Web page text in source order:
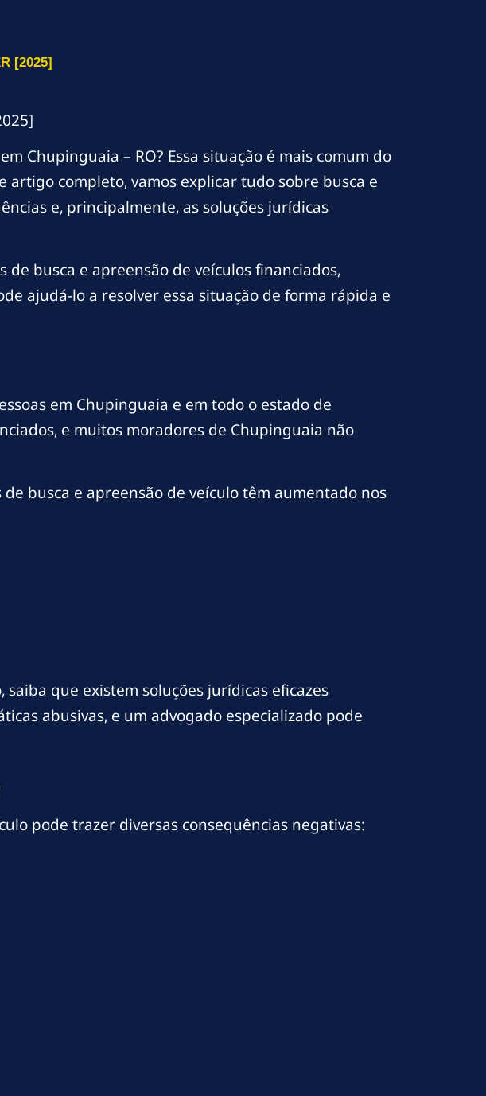
[2025]
em Chupinguaia – RO? Essa situação é mais comum do
completo, vamos explicar tudo sobre busca e
e, principalmente, as soluções jurídicas
de busca e apreensão de veículos financiados,
ajudá-lo a resolver essa situação de forma rápida e
em Chupinguaia e em todo o estado de
e muitos moradores de Chupinguaia não
busca e apreensão de veículo têm aumentado nos
que existem soluções jurídicas eficazes
abusivas, e um advogado especializado pode
pode trazer diversas consequências negativas: